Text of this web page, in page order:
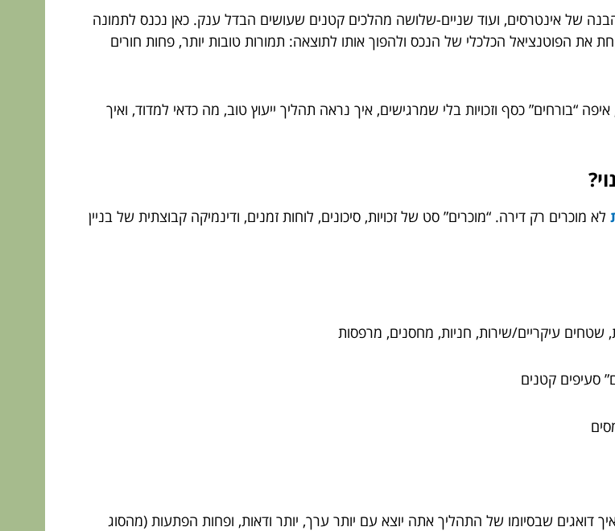
של אינטרסים, ועוד שניים-שלושה מהלכים קטנים שעושים הבדל ענק. כאן נכנס לתמונה
את הפוטנציאל הכלכלי של הנכס ולהפוך אותו לתוצאה: תמורות טובות יותר, פחות חורים
“בורחים” כסף וזכויות בלי שמרגישים, איך נראה תהליך ייעוץ טוב, מה כדאי למדוד, ואיך
לא מוכרים רק דירה. “מוכרים” סט של זכויות, סיכונים, לוחות זמנים, ודינמיקה קבוצתית של בניין
שטחים עיקריים/שירות, חניות, מחסנים, מרפסות
סעיפים קטנים
שבסיומו של התהליך אתה יוצא עם יותר ערך, יותר ודאות, ופחות הפתעות (מהסוג